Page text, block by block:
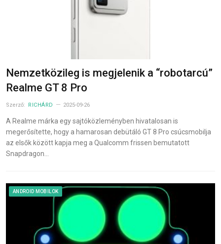
Nemzetközileg is megjelenik a “robotarcú”
Realme GT 8 Pro
Szerző: RICHÁRD 2025-09-26
A Realme márka egy sajtóközleményben hivatalosan is
megerősítette, hogy a hamarosan debütáló GT 8 Pro csúcsmobilja
az elsők között kapja meg a Qualcomm frissen bemutatott
Snapdragon…
ANDROID MOBILOK